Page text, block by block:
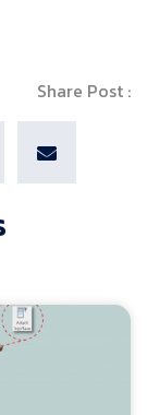
Share Post :